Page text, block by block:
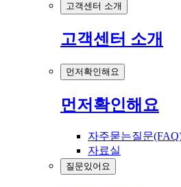
고객센터 소개
고객센터 소개
먼저확인해요
먼저확인해요
자주묻는질문
자료실
질문있어요